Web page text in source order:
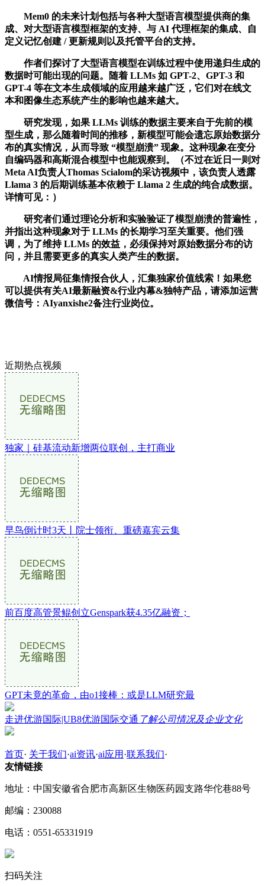
Mem0 的未来计划包括与各种大型语言模型提供商的集
成、对大型语言模型框架的支持、与 AI 代理框架的集成、自
定义记忆创建 / 更新规则以及托管平台的支持。
作者们探讨了大型语言模型在训练过程中使用递归生成的
数据时可能出现的问题。随着 LLMs 如 GPT-2、GPT-3 和
GPT-4 等在文本生成领域的应用越来越广泛，它们对在线文
本和图像生态系统产生的影响也越来越大。
研究发现，如果 LLMs 训练的数据主要来自于先前的模
型生成，那么随着时间的推移，新模型可能会遗忘原始数据分
布的真实情况，从而导致 “模型崩溃” 现象。这种现象在变分
自编码器和高斯混合模型中也能观察到。（不过在近日一则对
Meta AI负责人Thomas Scialom的采访视频中，该负责人透露
Llama 3 的后期训练基本依赖于 Llama 2 生成的纯合成数据。
详情可见：）
研究者们通过理论分析和实验验证了模型崩溃的普遍性，
并指出这种现象对于 LLMs 的长期学习至关重要。他们强
调，为了维持 LLMs 的效益，必须保持对原始数据分布的访
问，并且需要更多的真实人类产生的数据。
AI情报局征集情报合伙人，汇集独家价值线索！如果您
可以提供有关AI最新融资&行业内幕&独特产品，请添加运营
微信号：AIyanxishe2备注行业岗位。
近期热点视频
独家｜硅基流动新增两位联创，主打商业
早鸟倒计时3天丨院士领衔、重磅嘉宾云集
前百度高管景鲲创立Genspark获4.35亿融资；
GPT未竟的革命，由o1接棒：或是LLM研究最
走进优游国际|UB8优游国际交通 了解公司情况及企业文化
首页· 关于我们·ai资讯·ai应用 ·联系我们·
友情链接
地址：中国安徽省合肥市高新区生物医药园支路华佗巷88号
邮编：230088
电话：0551-65331919
扫码关注